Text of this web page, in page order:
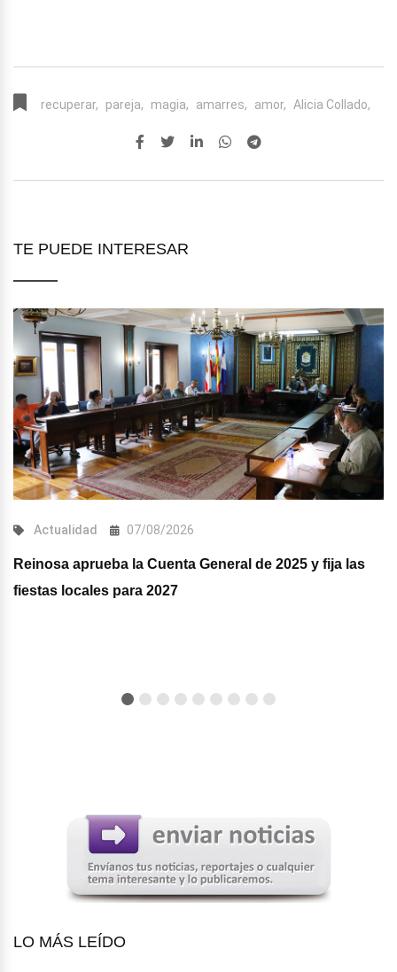
recuperar, pareja, magia, amarres, amor, Alicia Collado,
TE PUEDE INTERESAR
Actualidad 07/08/2026
Reinosa aprueba la Cuenta General de 2025 y fija las
fiestas locales para 2027
LO MÁS LEÍDO